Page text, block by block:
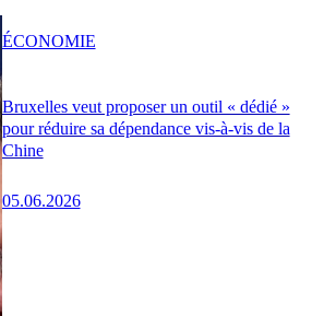
Bruxelles veut proposer un outil « dédié »
pour réduire sa dépendance vis-à-vis de la
Chine
05.06.2026
ÉCONOMIE